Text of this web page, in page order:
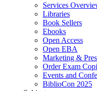
Services
Libraries
Book Sellers
Ebooks
Open Access
Open EBA
Marketing &
Order Exam
Events and
BiblioCon 2025